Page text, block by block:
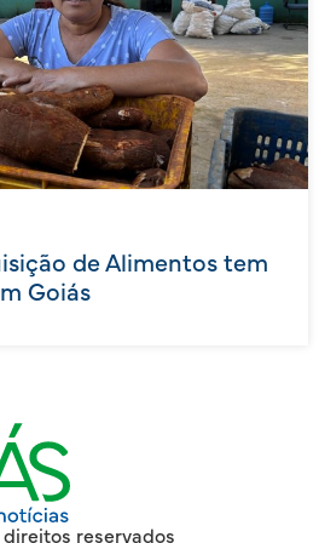
de Alimentos tem
Goiás
direitos reservados